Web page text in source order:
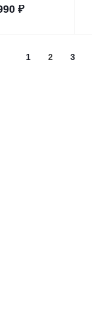
₽
1 2 3